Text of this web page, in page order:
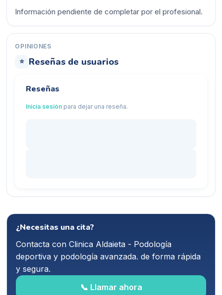
Información pendiente de completar por el profesional.
OPINIONES
⭐ Reseñas de usuarios
Reseñas
Inicia sesión para dejar una reseña.
¿Necesitas una cita?
Contacta conClinica Aldaieta - Podología
deportiva y podología avanzada. de forma rápida
y segura.
📞 Llamar ahora